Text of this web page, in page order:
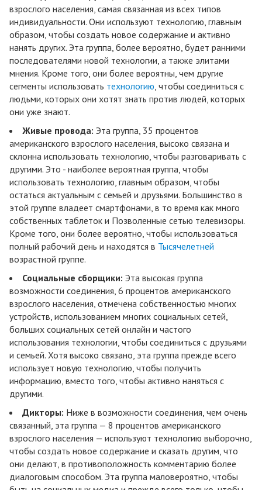
взрослого населения, самая связанная из всех типов
индивидуальности. Они используют технологию, главным
образом, чтобы создать новое содержание и активно
нанять других. Эта группа, более вероятно, будет ранними
последователями новой технологии, а также элитами
мнения. Кроме того, они более вероятны, чем другие
сегменты использовать технологию, чтобы соединиться с
людьми, которых они хотят знать против людей, которых
они уже знают.
Живые провода: Эта группа, 35 процентов
американского взрослого населения, высоко связана и
склонна использовать технологию, чтобы разговаривать с
другими. Это - наиболее вероятная группа, чтобы
использовать технологию, главным образом, чтобы
остаться актуальным с семьей и друзьями. Большинство в
этой группе владеет смартфонами, в то время как много
собственных таблеток и Позволенные сетью телевизоры.
Кроме того, они более вероятно, чтобы использоваться
полный рабочий день и находятся в Тысячелетней
возрастной группе.
Социальные сборщики: Эта высокая группа
возможности соединения, 6 процентов американского
взрослого населения, отмечена собственностью многих
устройств, использованием многих социальных сетей,
больших социальных сетей онлайн и частого
использования технологии, чтобы соединиться с друзьями
и семьей. Хотя высоко связано, эта группа прежде всего
использует новую технологию, чтобы получить
информацию, вместо того, чтобы активно наняться с
другими.
Дикторы: Ниже в возможности соединения, чем очень
связанный, эта группа — 8 процентов американского
взрослого населения — используют технологию выборочно,
чтобы создать новое содержание и сказать другим, что
они делают, в противоположность комментарию более
диалоговым способом. Эта группа маловероятно, чтобы